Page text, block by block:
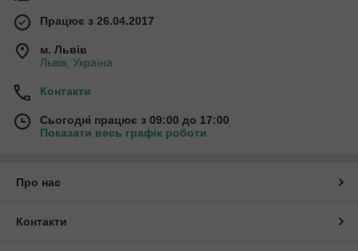
Працює з 26.04.2017
м. Львів
Львів, Україна
Контакти
Сьогодні працює з 09:00 до 17:00
Показати весь графік роботи
Про нас
Контакти